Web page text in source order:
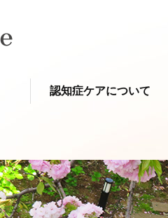
認知症ケアについて